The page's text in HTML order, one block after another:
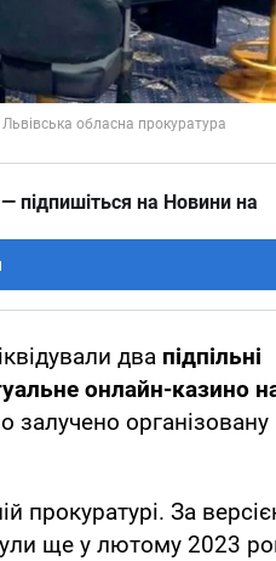
підпишіться на Новини на
два підпільні
онлайн-казино
залучено організовану
прокуратурі. За
ще у лютому 2023